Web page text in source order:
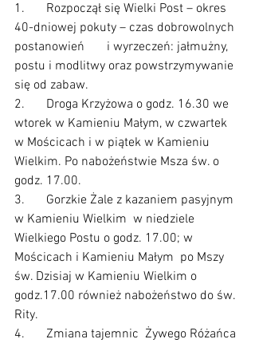
1.	Rozpoczął się Wielki Post – okres
40-dniowej pokuty – czas dobrowolnych
postanowień       i wyrzeczeń: jałmużny,
postu i modlitwy oraz powstrzymywanie
się od zabaw.
2.	Droga Krzyżowa o godz. 16.30 we
wtorek w Kamieniu Małym, w czwartek
w Mościcach i w piątek w Kamieniu
Wielkim. Po nabożeństwie Msza św. o
godz. 17.00.
3.	Gorzkie Żale z kazaniem pasyjnym
w Kamieniu Wielkim  w niedziele
Wielkiego Postu o godz. 17.00; w
Mościcach i Kamieniu Małym  po Mszy
św. Dzisiaj w Kamieniu Wielkim o
godz.17.00 również nabożeństwo do św.
Rity.
4.	Zmiana tajemnic  Żywego Różańca